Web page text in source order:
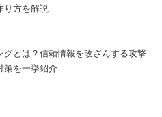
り方を解説
グとは？信頼情報を改ざんする攻撃
策を一挙紹介